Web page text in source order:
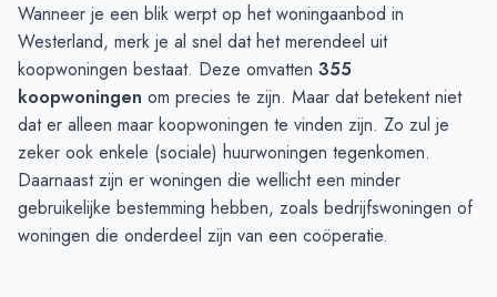
Wanneer je een blik werpt op het woningaanbod in
Westerland, merk je al snel dat het merendeel uit
koopwoningen bestaat. Deze omvatten 355
koopwoningen om precies te zijn. Maar dat betekent niet
dat er alleen maar koopwoningen te vinden zijn. Zo zul je
zeker ook enkele (sociale) huurwoningen tegenkomen.
Daarnaast zijn er woningen die wellicht een minder
gebruikelijke bestemming hebben, zoals bedrijfswoningen of
woningen die onderdeel zijn van een coöperatie.